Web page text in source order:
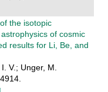
the isotopic
of cosmic
results for Li, Be, and
V.; Unger, M.